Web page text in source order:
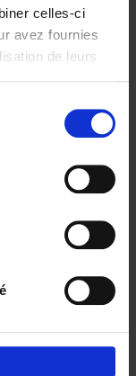
celles-ci
avez fournies
de leurs
like a PRO -
edition (EN)